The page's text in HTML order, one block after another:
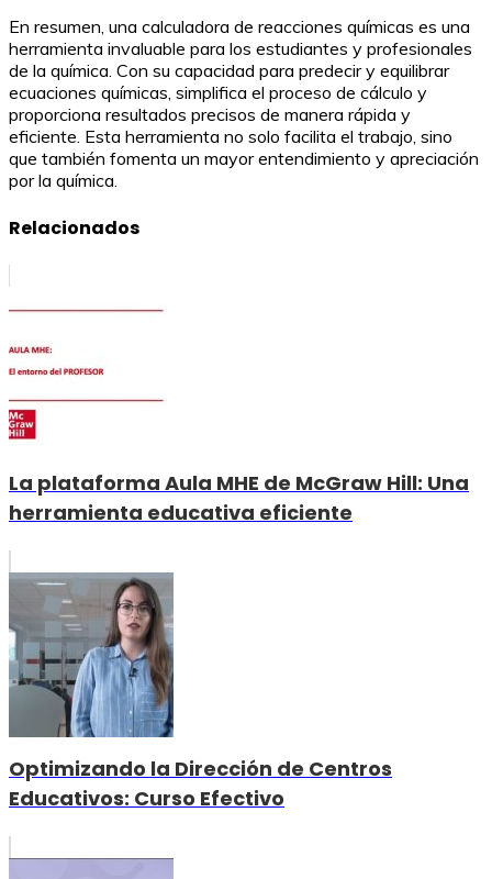
En resumen, una calculadora de reacciones químicas es una
herramienta invaluable para los estudiantes y profesionales
de la química. Con su capacidad para predecir y equilibrar
ecuaciones químicas, simplifica el proceso de cálculo y
proporciona resultados precisos de manera rápida y
eficiente. Esta herramienta no solo facilita el trabajo, sino
que también fomenta un mayor entendimiento y apreciación
por la química.
Relacionados
La plataforma Aula MHE de McGraw Hill: Una
herramienta educativa eficiente
Optimizando la Dirección de Centros
Educativos: Curso Efectivo